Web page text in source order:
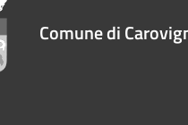
Comune di